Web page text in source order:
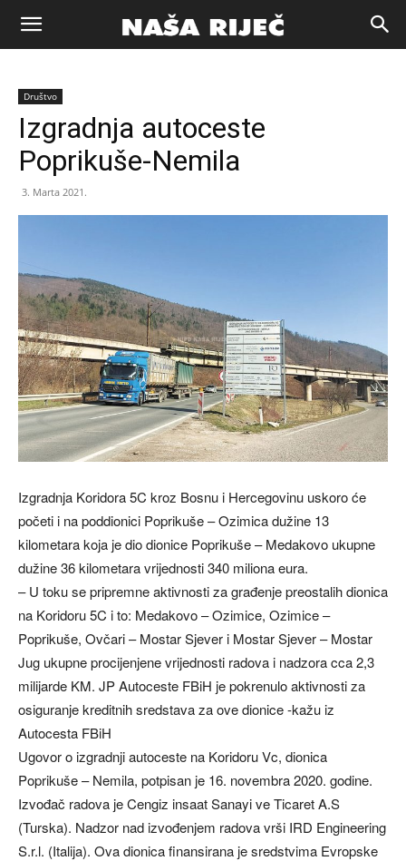
Naša
riječ
Društvo
Izgradnja autoceste
Poprikuše-Nemila
3. Marta 2021.
Izgradnja Koridora 5C kroz Bosnu i Hercegovinu uskoro će
početi i na poddionici Poprikuše – Ozimica dužine 13
kilometara koja je dio dionice Poprikuše – Medakovo ukupne
dužine 36 kilometara vrijednosti 340 miliona eura.
– U toku se pripremne aktivnosti za građenje preostalih dionica
na Koridoru 5C i to: Medakovo – Ozimice, Ozimice –
Poprikuše, Ovčari – Mostar Sjever i Mostar Sjever – Mostar
Jug ukupne procijenjene vrijednosti radova i nadzora cca 2,3
milijarde KM. JP Autoceste FBiH je pokrenulo aktivnosti za
osiguranje kreditnih sredstava za ove dionice -kažu iz
Autocesta FBiH
Ugovor o izgradnji autoceste na Koridoru Vc, dionica
Poprikuše – Nemila, potpisan je 16. novembra 2020. godine.
Izvođač radova je Cengiz insaat Sanayi ve Ticaret A.S
(Turska). Nadzor nad izvođenjem radova vrši IRD Engineering
S.r.l. (Italija). Ova dionica finansirana je sredstvima Evropske